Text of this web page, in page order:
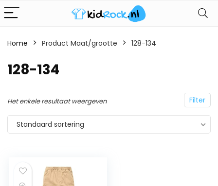
Home Product Maat/grootte 128-134
128-134
Filter
Het enkele resultaat weergeven
Standaard sortering